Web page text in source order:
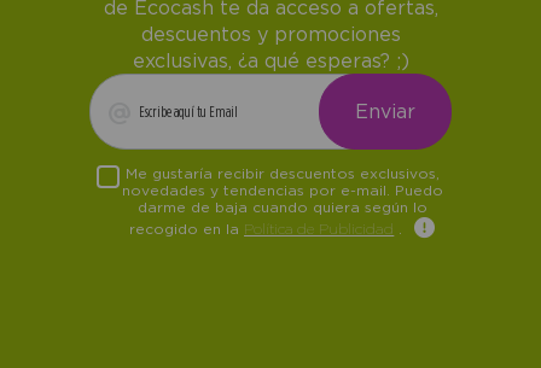
de Ecocash te da acceso a ofertas,
descuentos y promociones
exclusivas, ¿a qué esperas? ;)
Me gustaría recibir descuentos exclusivos,
novedades y tendencias por e-mail. Puedo
darme de baja cuando quiera según lo
recogido en la Política de Publicidad